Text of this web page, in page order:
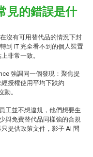
見的錯誤是什
沒有可用替代品的情況下封
到 IT 完全看不到的個人裝置
非常一致。
強調同一個發現：聚焦提
授權使用平均下跌約
。
工並不想違規，他們想要生
與免費替代品同樣強的合規
提供政策文件，影子 AI 問